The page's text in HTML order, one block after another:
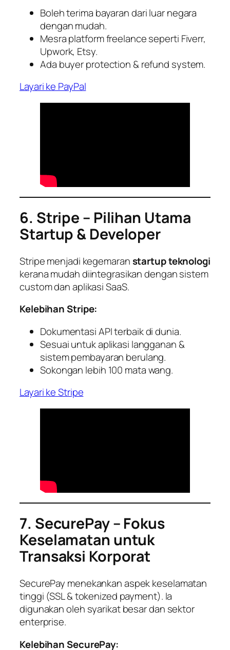
Boleh terima bayaran dari luar negara
dengan mudah.
Mesra platform freelance seperti Fiverr,
Upwork, Etsy.
Ada buyer protection & refund system.
Layari ke PayPal
6. Stripe – Pilihan Utama
Startup & Developer
Stripe menjadi kegemaranstartup teknologi
kerana mudah diintegrasikan dengan sistem
custom dan aplikasi SaaS.
Kelebihan Stripe:
Dokumentasi API terbaik di dunia.
Sesuai untuk aplikasi langganan &
sistem pembayaran berulang.
Sokongan lebih 100 mata wang.
Layari ke Stripe
7. SecurePay – Fokus
Keselamatan untuk
Transaksi Korporat
SecurePay menekankan aspek keselamatan
tinggi (SSL & tokenized payment). Ia
digunakan oleh syarikat besar dan sektor
enterprise.
Kelebihan SecurePay: